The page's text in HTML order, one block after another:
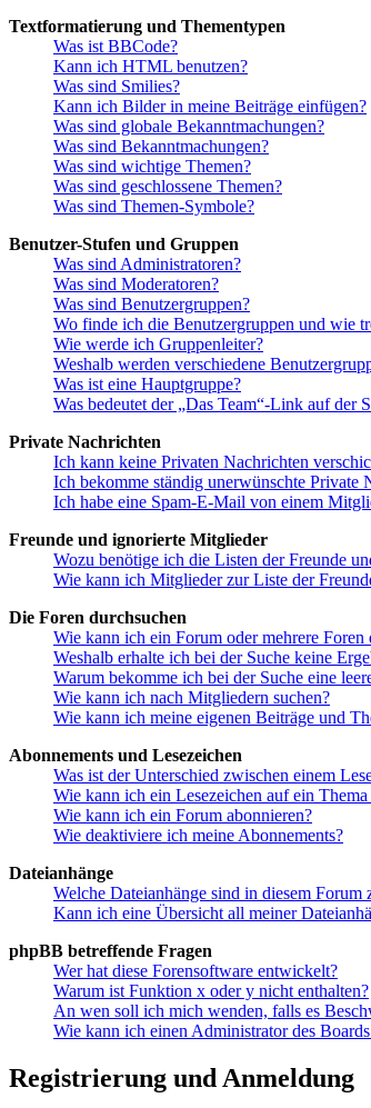
Textformatierung und Thementypen
Was ist BBCode?
Kann ich HTML benutzen?
Was sind Smilies?
Kann ich Bilder in meine Beiträge einfügen?
Was sind globale Bekanntmachungen?
Was sind Bekanntmachungen?
Was sind wichtige Themen?
Was sind geschlossene Themen?
Was sind Themen-Symbole?
Benutzer-Stufen und Gruppen
Was sind Administratoren?
Was sind Moderatoren?
Was sind Benutzergruppen?
Wo finde ich die Benutzergruppen und wie
Wie werde ich Gruppenleiter?
Weshalb werden verschiedene
Was ist eine Hauptgruppe?
Was bedeutet der „Das Team“-Link auf der
Private Nachrichten
Ich kann keine Privaten Nachrichten
Ich bekomme ständig unerwünschte Private
Ich habe eine Spam-E-Mail von einem
Freunde und ignorierte Mitglieder
Wozu benötige ich die Listen der Freunde
Wie kann ich Mitglieder zur Liste der
Die Foren durchsuchen
Wie kann ich ein Forum oder mehrere Foren
Weshalb erhalte ich bei der Suche keine
Warum bekomme ich bei der Suche eine
Wie kann ich nach Mitgliedern suchen?
Wie kann ich meine eigenen Beiträge und
Abonnements und Lesezeichen
Was ist der Unterschied zwischen einem
Wie kann ich ein Lesezeichen auf ein
Wie kann ich ein Forum abonnieren?
Wie deaktiviere ich meine Abonnements?
Dateianhänge
Welche Dateianhänge sind in diesem Forum
Kann ich eine Übersicht all meiner
phpBB betreffende Fragen
Wer hat diese Forensoftware entwickelt?
Warum ist Funktion x oder y nicht enthalten?
An wen soll ich mich wenden, falls es
Wie kann ich einen Administrator des
Registrierung und Anmeldung